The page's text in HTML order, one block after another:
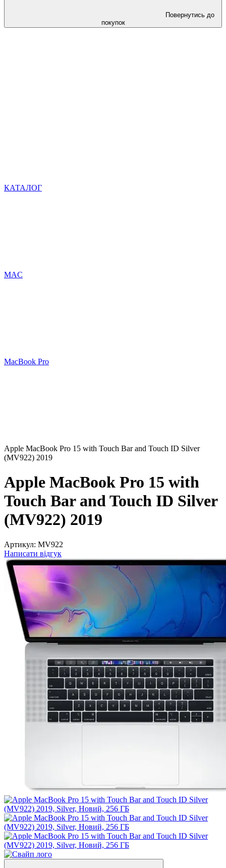
Повернутись до
покупок
КАТАЛОГ
MAC
MacBook Pro
Apple MacBook Pro 15 with Touch Bar and Touch ID Silver
(MV922) 2019
Apple MacBook Pro 15 with
Touch Bar and Touch ID Silver
(MV922) 2019
Артикул: MV922
Написати відгук